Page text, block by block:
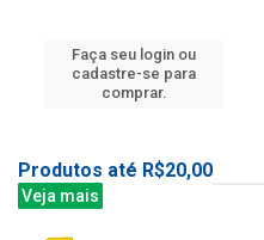
Faça seu login ou
cadastre-se para
comprar.
Produtos até R$20,00
Veja mais